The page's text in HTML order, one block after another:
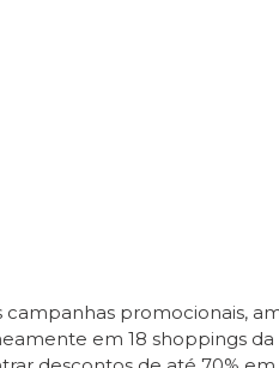
campanhas promocionais,
em 18 shoppings da